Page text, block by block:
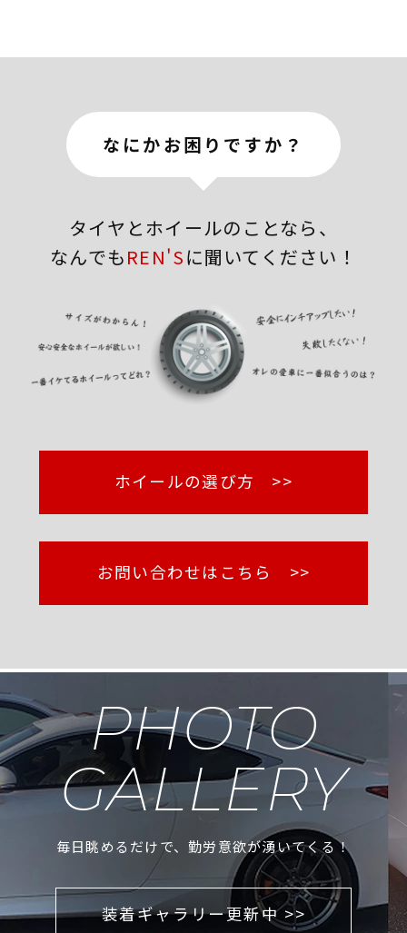
なにかお困りですか？
タイヤとホイールのことなら、
なんでもREN'Sに聞いてください！
ホイールの選び方 >>
お問い合わせはこちら >>
PHOTO
GALLERY
毎日眺めるだけで、勤労意欲が湧いてくる！
装着ギャラリー更新中 >>